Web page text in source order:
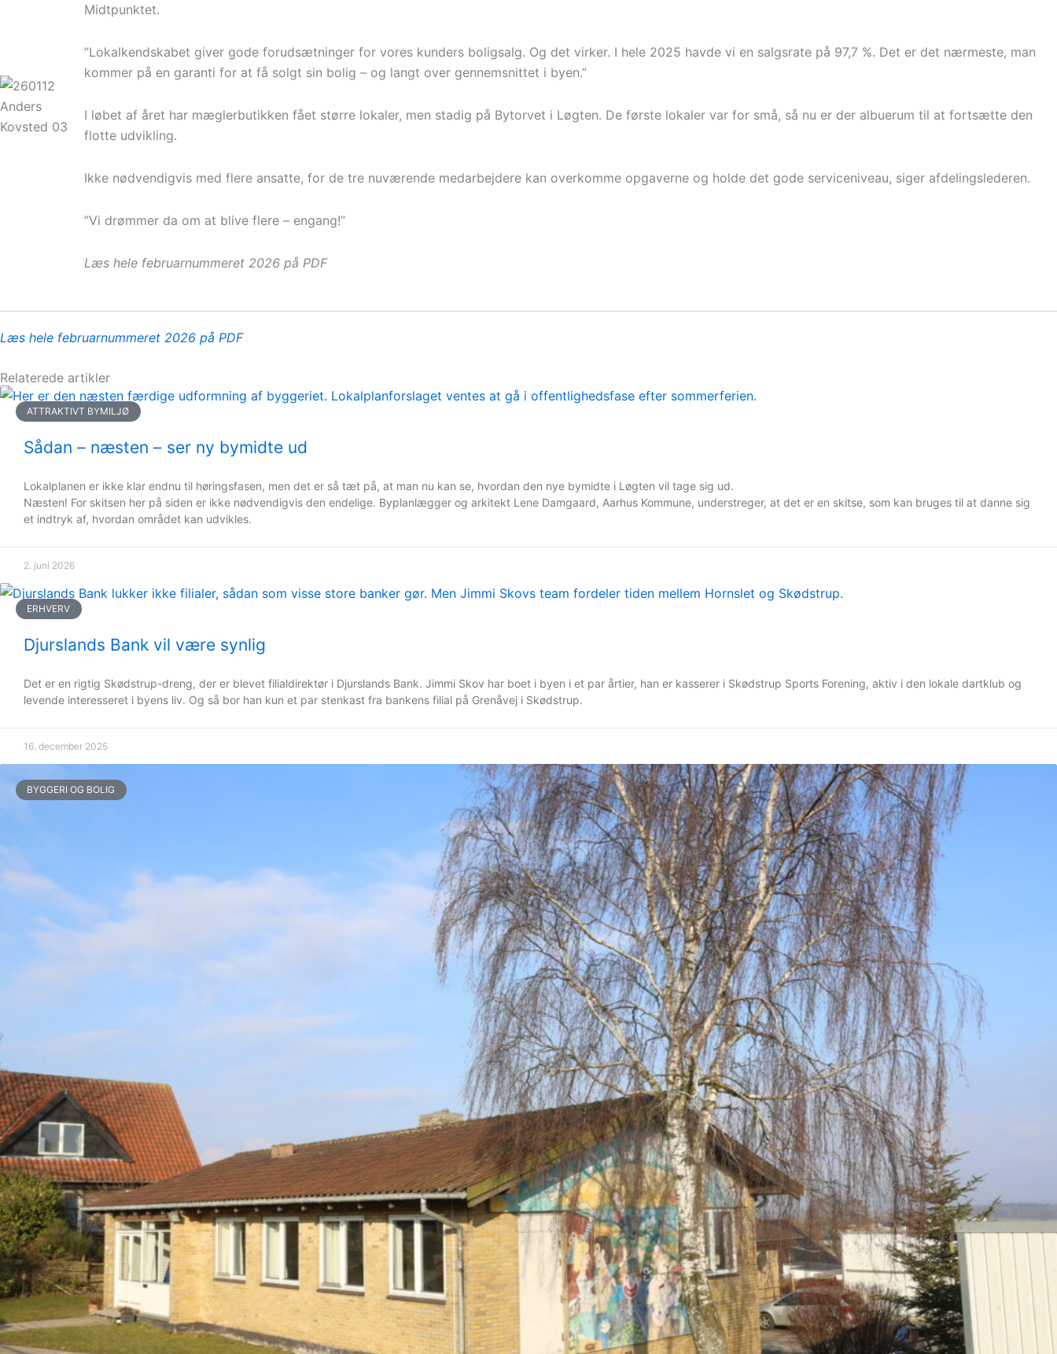
Midtpunktet.
”Lokalkendskabet giver gode forudsætninger for vores kunders boligsalg. Og det virker. I hele 2025 havde vi en salgsrate på 97,7 %. Det er det nærmeste, man
kommer på en garanti for at få solgt sin bolig – og langt over gennemsnittet i byen.”
I løbet af året har mæglerbutikken fået større lokaler, men stadig på Bytorvet i Løgten. De første lokaler var for små, så nu er der albuerum til at fortsætte den
flotte udvikling.
Ikke nødvendigvis med flere ansatte, for de tre nuværende medarbejdere kan overkomme opgaverne og holde det gode serviceniveau, siger afdelingslederen.
”Vi drømmer da om at blive flere – engang!”
Læs hele februarnummeret 2026 på PDF
Læs hele februarnummeret 2026 på PDF
Relaterede artikler
ATTRAKTIVT BYMILJØ
Sådan – næsten – ser ny bymidte ud
Lokalplanen er ikke klar endnu til høringsfasen, men det er så tæt på, at man nu kan se, hvordan den nye bymidte i Løgten vil tage sig ud.
Næsten! For skitsen her på siden er ikke nødvendigvis den endelige. Byplanlægger og arkitekt Lene Damgaard, Aarhus Kommune, understreger, at det er en skitse, som kan bruges til at danne sig
et indtryk af, hvordan området kan udvikles.
2. juni 2026
ERHVERV
Djurslands Bank vil være synlig
Det er en rigtig Skødstrup-dreng, der er blevet filialdirektør i Djurslands Bank. Jimmi Skov har boet i byen i et par årtier, han er kasserer i Skødstrup Sports Forening, aktiv i den lokale dartklub og
levende interesseret i byens liv. Og så bor han kun et par stenkast fra bankens filial på Grenåvej i Skødstrup.
16. december 2025
BYGGERI OG BOLIG